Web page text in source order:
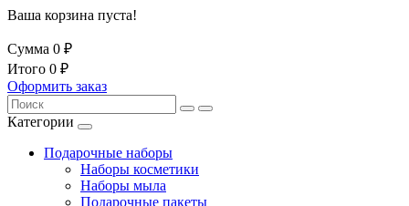
Ваша корзина пуста!
Сумма 0 ₽
Итого 0 ₽
Оформить заказ
Категории
Подарочные наборы
Наборы косметики
Наборы мыла
Подарочные пакеты